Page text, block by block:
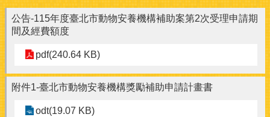
公告-115年度臺北市動物安養機構補助案第2次受理申請期
間及經費額度
pdf(240.64 KB)
附件1-臺北市動物安養機構獎勵補助申請計畫書
odt(19.07 KB)